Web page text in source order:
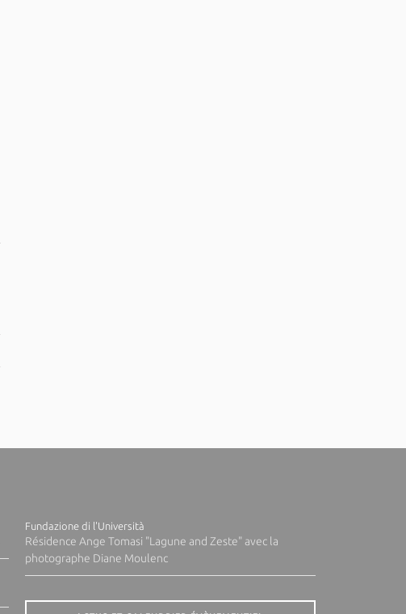
Fundazione di l'Università
Résidence Ange Tomasi "Lagune and Zeste" avec la
photographe Diane Moulenc